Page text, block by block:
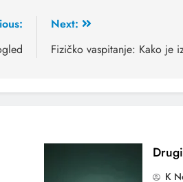
Next:
Fizičko vaspitanje: Kako
K